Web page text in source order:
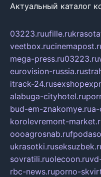
Актуальный каталог
03223.ruufille.ru
veetbox.ru
mega-press.ru03223.ru
eurovision-russia.ru
itrack-24.ru
alabuga-cityhotel.ru
bud-em-znakomye.rua-
korolevremont-
oooagrosnab.ru
ukrasotki.ru
sovratili.ruolecoon.ru
rbc-news.ruporno-